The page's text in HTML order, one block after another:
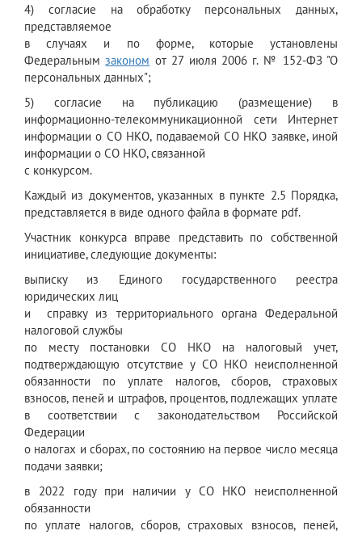
4) согласие на обработку персональных данных,
представляемое
в случаях и по форме, которые установлены
Федеральнымзаконом от 27 июля 2006 г. № 152-ФЗ "О
персональных данных";
5) согласие на публикацию (размещение) в
информационно-телекоммуникационной сети Интернет
информации о СО НКО, подаваемой СО НКО заявке, иной
информации о СО НКО, связанной
с конкурсом.
Каждый из документов, указанных в пункте 2.5 Порядка,
представляется в виде одного файла в формате pdf.
Участник конкурса вправе представить по собственной
инициативе, следующие документы:
выписку из Единого государственного реестра
юридических лиц
и справку из территориального органа Федеральной
налоговой службы
по месту постановки СО НКО на налоговый учет,
подтверждающую отсутствие у СО НКО неисполненной
обязанности по уплате налогов, сборов, страховых
взносов, пеней и штрафов, процентов, подлежащих уплате
в соответствии с законодательством Российской
Федерации
о налогах и сборах, по состоянию на первое число месяца
подачи заявки;
в 2022 году при наличии у СО НКО неисполненной
обязанности
по уплате налогов, сборов, страховых взносов, пеней,